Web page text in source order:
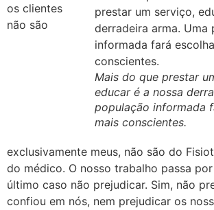
Mais do que prestar
educar é a nossa
população informada
mais conscientes.
os clientes
não são
exclusivamente meus, não são do
do médico. O nosso trabalho passa
último caso não prejudicar. Sim, não
confiou em nós, nem prejudicar os